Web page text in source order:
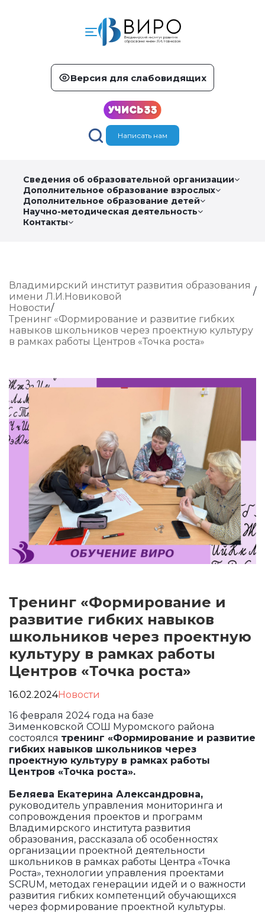
Версия для слабовидящих
Написать нам
Сведения об образовательной организации
Дополнительное образование взрослых
Дополнительное образование детей
Научно-методическая деятельность
Контакты
Владимирский институт развития образования
имени Л.И.Новиковой
Новости
Тренинг «Формирование и развитие гибких
навыков школьников через проектную культуру
в рамках работы Центров «Точка роста»
Тренинг «Формирование и
развитие гибких навыков
школьников через проектную
культуру в рамках работы
Центров «Точка роста»
16.02.2024Новости
16 февраля 2024 года на базе
Зименковской СОШ Муромского района
состоялся тренинг «Формирование и развитие
гибких навыков школьников через
проектную культуру в рамках работы
Центров «Точка роста».
Беляева Екатерина Александровна,
руководитель управления мониторинга и
сопровождения проектов и программ
Владимирского института развития
образования, рассказала об особенностях
организации проектной деятельности
школьников в рамках работы Центра «Точка
Роста», технологии управления проектами
SCRUM, методах генерации идей и о важности
развития гибких компетенций обучающихся
через формирование проектной культуры.